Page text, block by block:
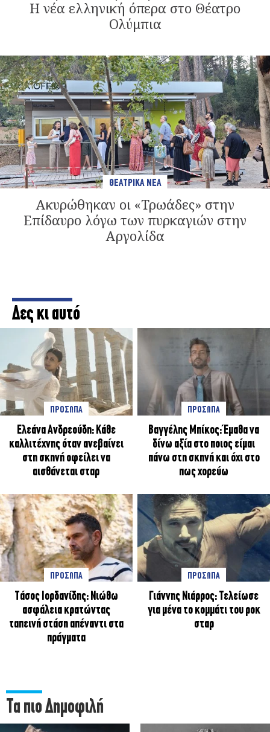
Η νέα ελληνική όπερα στο Θέατρο
Ολύμπια
ΘΕΑΤΡΙΚΑ ΝΕΑ
Ακυρώθηκαν οι «Τρωάδες» στην
Επίδαυρο λόγω των πυρκαγιών στην
Αργολίδα
Δες κι αυτό
ΠΡΟΣΩΠΑ
Ελεάνα Ανδρεούδη: Κάθε
καλλιτέχνης όταν ανεβαίνει
στη σκηνή οφείλει να
αισθάνεται σταρ
ΠΡΟΣΩΠΑ
Βαγγέλης Μπίκος: Έμαθα να
δίνω αξία στο ποιος είμαι
πάνω στη σκηνή και όχι στο
πως χορεύω
ΠΡΟΣΩΠΑ
Tάσος Ιορδανίδης: Νιώθω
ασφάλεια κρατώντας
ταπεινή στάση απέναντι στα
πράγματα
ΠΡΟΣΩΠΑ
Γιάννης Νιάρρος: Τελείωσε
για μένα το κομμάτι του ροκ
σταρ
Τα πιο Δημοφιλή